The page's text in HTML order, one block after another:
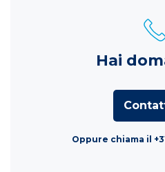
Hai
Oppure chiama il